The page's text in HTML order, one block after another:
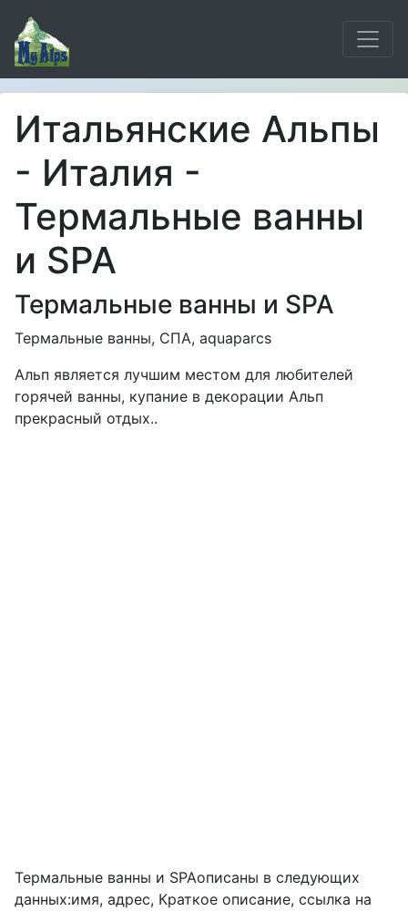
Итальянские Альпы
- Италия -
Термальные ванны
и SPA
Термальные ванны и SPA
Термальные ванны, СПА, aquaparcs
Альп является лучшим местом для любителей
горячей ванны, купание в декорации Альп
прекрасный отдых..
Термальные ванны и SPAописаны в следующих
данных:имя, адрес, Краткое описание, ссылка на